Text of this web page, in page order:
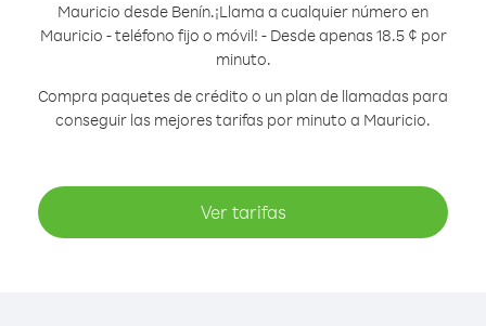
Mauricio desde Benín.¡Llama a cualquier número en
Mauricio - teléfono fijo o móvil! - Desde apenas 18.5 ¢ por
minuto.
Compra paquetes de crédito o un plan de llamadas para
conseguir las mejores tarifas por minuto a Mauricio.
Ver tarifas